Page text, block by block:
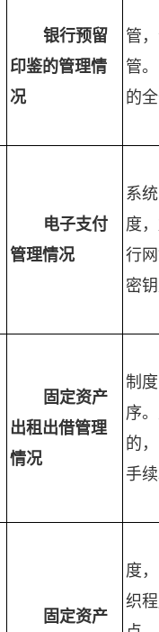
银行预留
印鉴的管理情
况
管
管
的
电子支付
管理情况
系
度
行
密
固定资产
出租出借管理
情况
制
序
的
手
固定资产
度
织